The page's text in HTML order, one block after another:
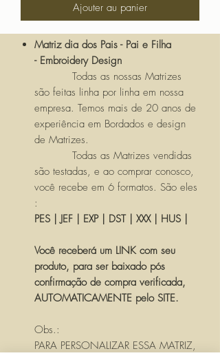
Ajouter au panier
Matriz dia dos Pais - Pai e Filha
- Embroidery Design
Todas as nossas Matrizes
são feitas linha por linha em nossa
empresa. Temos mais de 20 anos de
experiência em Bordados e design
de Matrizes.
Todas as Matrizes vendidas
são testadas, e ao comprar conosco,
você recebe em 6 formatos. São eles
:
PES | JEF | EXP | DST | XXX | HUS |
Você receberá um LINK com seu
produto, para ser baixado pós
confirmação de compra verificada,
AUTOMATICAMENTE pelo SITE.
Obs.:
PARA PERSONALIZAR ESSA MATRIZ,